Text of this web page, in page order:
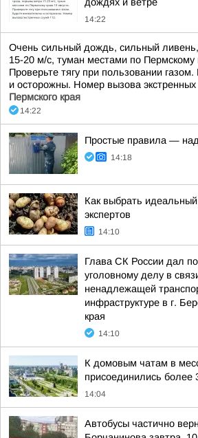
14:22
Очень сильный дождь, сильный
15-20 м/с, туман местами по Пермскому
Проверьте тягу при пользовании
и осторожны. Номер вызова
Пермского края
14:22
Простые правила —
14:18
Как выбрать
экспертов
14:10
Глава СК России дал
уголовному делу в
ненадлежащей
инфраструктуре в г.
края
14:10
К домовым чатам в
присоединились более
14:04
Автобусы частично